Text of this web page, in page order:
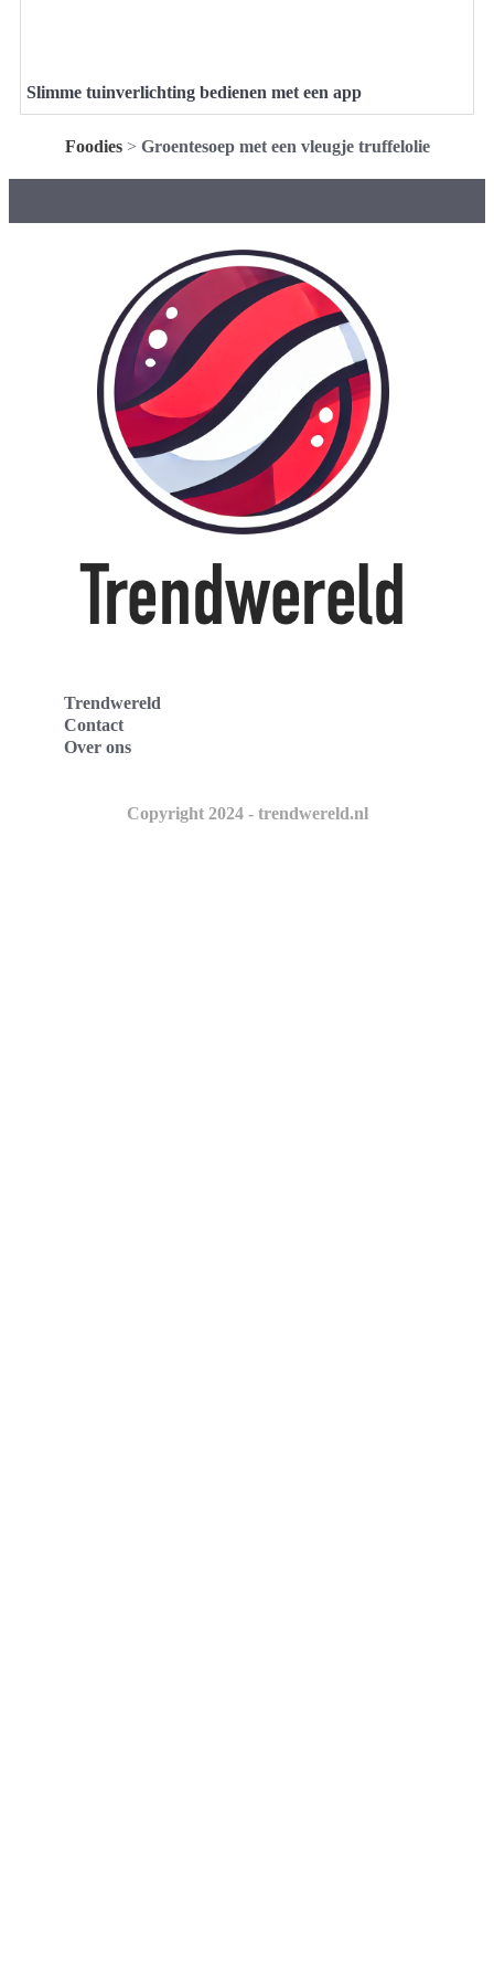
Slimme tuinverlichting bedienen met een app
Foodies> Groentesoep met een vleugje truffelolie
Trendwereld
Contact
Over ons
Copyright 2024 - trendwereld.nl